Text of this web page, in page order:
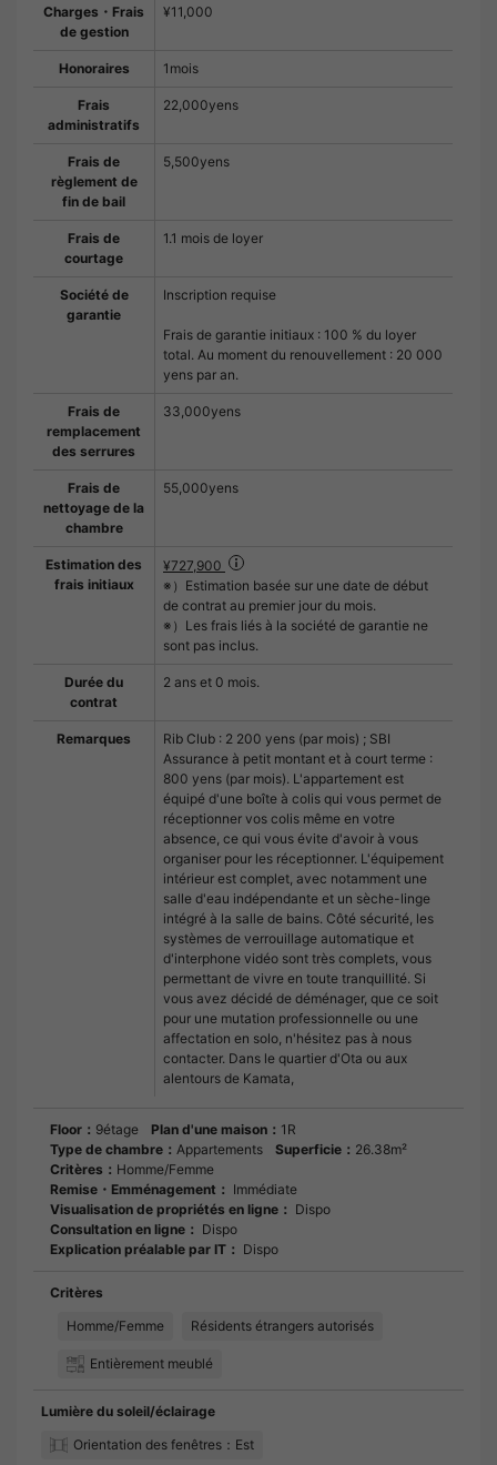
Charges・Frais
de gestion
¥11,000
Honoraires 1mois
Frais
administratifs
22,000yens
Frais de
règlement de
fin de bail
5,500yens
Frais de
courtage
1.1 mois de loyer
Société de
garantie
Inscription requise
Frais de garantie initiaux : 100 % du loyer
total. Au moment du renouvellement : 20 000
yens par an.
Frais de
remplacement
des serrures
33,000yens
Frais de
nettoyage de la
chambre
55,000yens
Estimation des
frais initiaux
¥727,900
※）Estimation basée sur une date de début
de contrat au premier jour du mois.
※）Les frais liés à la société de garantie ne
sont pas inclus.
Durée du
contrat
2 ans et 0 mois.
Remarques
Rib Club : 2 200 yens (par mois) ; SBI
Assurance à petit montant et à court terme :
800 yens (par mois). L'appartement est
équipé d'une boîte à colis qui vous permet de
réceptionner vos colis même en votre
absence, ce qui vous évite d'avoir à vous
organiser pour les réceptionner. L'équipement
intérieur est complet, avec notamment une
salle d'eau indépendante et un sèche-linge
intégré à la salle de bains. Côté sécurité, les
systèmes de verrouillage automatique et
d'interphone vidéo sont très complets, vous
permettant de vivre en toute tranquillité. Si
vous avez décidé de déménager, que ce soit
pour une mutation professionnelle ou une
affectation en solo, n'hésitez pas à nous
contacter. Dans le quartier d'Ota ou aux
alentours de Kamata,
Floor： 9étage Plan d'une maison： 1R
Type de chambre： Appartements Superficie： 26.38m²
Critères： Homme/Femme
Remise・Emménagement： Immédiate
Visualisation de propriétés en ligne： Dispo
Consultation en ligne： Dispo
Explication préalable par IT： Dispo
Critères
Homme/Femme
Résidents étrangers autorisés
Entièrement meublé
Lumière du soleil/éclairage
Orientation des fenêtres：Est